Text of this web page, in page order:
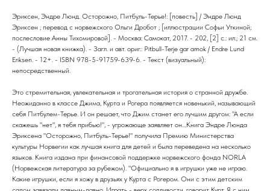
Эриксен, Эндре Люнд. Осторожно, Питбуль-Терье!: [повесть] / Эндре Люнд
Эриксен ; перевод с норвежского Ольги Дробот ; [иллюстрации Софьи Уткиной;
послесловие Анны Тихомировой]. - Москва: Самокат, 2017. - 202, [2] с.: ил.; 21 см.
- (Лучшая новая книжка). - Загл. и авт. ориг.: Pitbull-Terje gar amok / Endre Lund
Eriksen. - 12+. - ISBN 978-5-91759-639-6. - Текст (визуальный):
непосредственный.
Это стремительная, увлекательная и трогательная история о странной дружбе.
Неожиданно в классе Джима, Курта и Рогера появляется новенький, называющий
себя Питбулем-Терье. И он решает, что Джим станет его лучшим другом: "А если
скажешь "нет", я тебя прибью!", - угрожающе заявляет он…Книга Эндре Люнда
Эриксена "Осторожно, Питбуль-Терье!" получила Премию Министерства
культуры Норвегии как лучшая книга для детей и была переведена на несколько
языков. Книга издана при финансовой поддержке норвежского фонда NORLA
(Норвежская литература за рубежом). "Официально я в игрушки уже не играю.
Какие игрушки, если я хожу в друзьях у Курта с Рогером. Они с этим детским